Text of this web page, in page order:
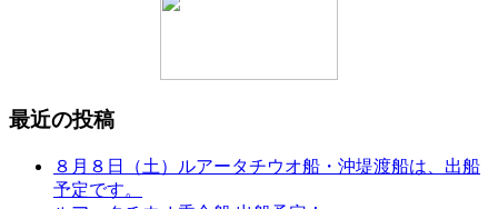
最近の投稿
８月８日（土）ルアータチウオ船・沖堤渡船は、出船
予定です。